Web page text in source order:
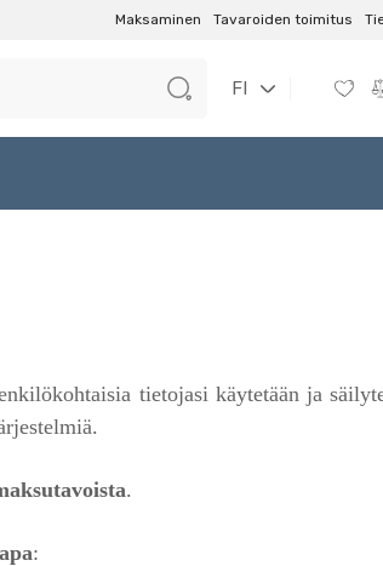
Maksaminen Tavaroiden toimitus
FI
tietojasi käytetään ja
.
: